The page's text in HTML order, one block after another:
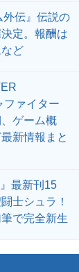
外伝』伝説の
定。報酬は
ど
ファイター
ゲーム概
新情報まと
最新刊15
士シュラ！
で完全新生